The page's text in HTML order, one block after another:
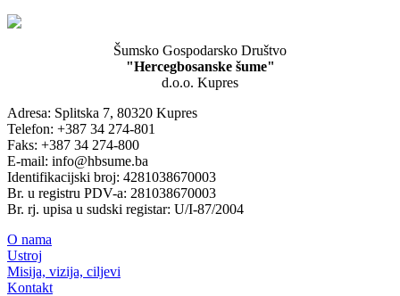
Šumsko Gospodarsko Društvo
"Hercegbosanske šume"
d.o.o. Kupres
Adresa: Splitska 7, 80320 Kupres
Telefon: +387 34 274-801
Faks: +387 34 274-800
E-mail: info@hbsume.ba
Identifikacijski broj: 4281038670003
Br. u registru PDV-a: 281038670003
Br. rj. upisa u sudski registar: U/I-87/2004
O nama
Ustroj
Misija, vizija, ciljevi
Kontakt